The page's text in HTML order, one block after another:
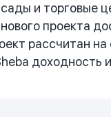
и торговые
проекта
рассчитан
доходность